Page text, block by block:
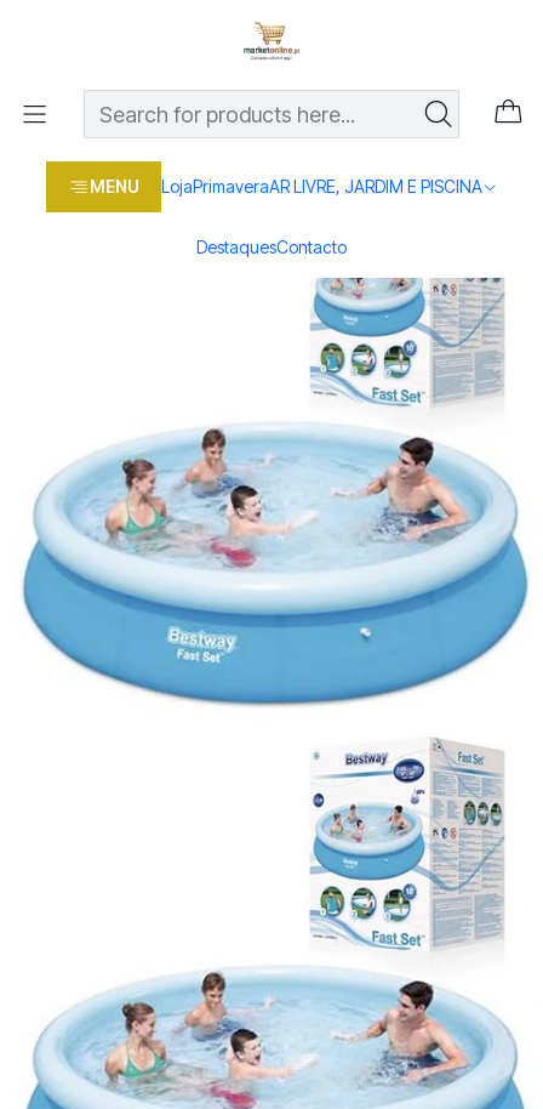
MENU LojaPrimaveraAR LIVRE, JARDIM E PISCINA
DestaquesContacto
Os melhores preços em produtos para casa, jardim e bricolage
Loja Casa e conforto AR LIVRE, JARDIM E PISCINA
PISCINA INSUFLAVEL 3.66X76CM S/ MOTOR